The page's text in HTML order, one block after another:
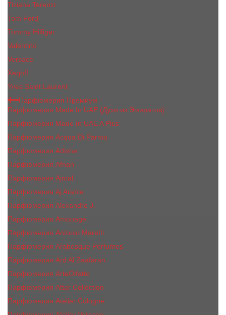
Tiziana Terenzi
Tom Ford
Tommy Hilfiger
Valentino
Versace
Xerjoff
Yves Saint Laurent
Парфюмерия Премиум
Парфюмерия Made In UAE (Духи из Эмиратов)
Парфюмерия Made In UAE A Plus
Парфюмерия Acqua Di Parma
Парфюмерия Adisha
Парфюмерия Afnan
Парфюмерия Ajmal
Парфюмерия Aj Arabia
Парфюмерия Alexandre J.
Парфюмерия Amouage
Парфюмерия Antonio Maretti
Парфюмерия Arabesque Perfumes
Парфюмерия Ard Al Zaafaran
Парфюмерия ArteOlfatto
Парфюмерия Attar Collection
Парфюмерия Atelier Cologne